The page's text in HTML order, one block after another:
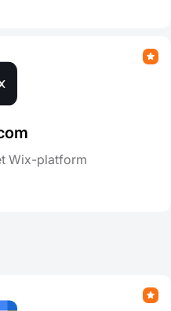
Wix-platform